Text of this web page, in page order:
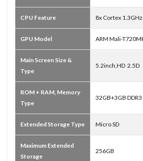
CPU Feature 8x Cortex 1.3GHz
GPU Model ARM Mali-
Main Screen Size &
Type
5.2inch,HD 2.5D
ROM + RAM, Memory
Type
32GB+3GB DDR3
Extended Storage Type Micro SD
Maximum Extended
Storage
256GB